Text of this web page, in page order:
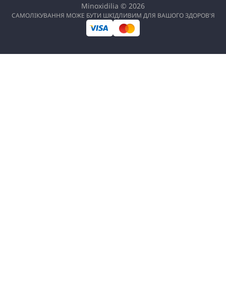
Minoxidilia © 2026
САМОЛІКУВАННЯ МОЖЕ БУТИ ШКІДЛИВИМ ДЛЯ ВАШОГО ЗДОРОВ'Я